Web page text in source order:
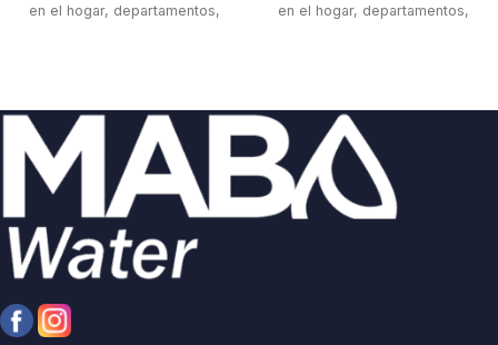
en el hogar, departamentos,
en el hogar, departamentos,